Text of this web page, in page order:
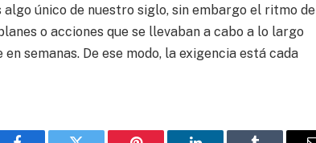
único de nuestro siglo, sin embargo el ritmo de
o acciones que se llevaban a cabo a lo largo
semanas. De ese modo, la exigencia está cada